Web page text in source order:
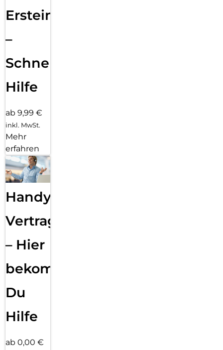
Ersteinrichtung
–
Schnelle
Hilfe
ab 9,99 €
inkl. MwSt.
Mehr
erfahren
Handy
Vertragsabwicklung
– Hier
bekommst
Du
Hilfe
ab 0,00 €